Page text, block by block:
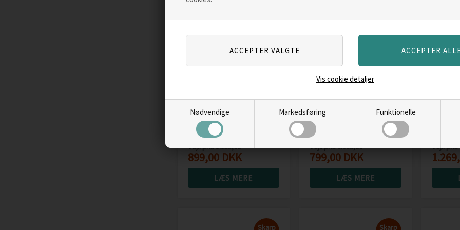
Nødvendige Markedsføring Funktionelle
Vis cookie detaljer
Merrell Nova 4 WP
Men, drab
Vejl. pris1.299,00
899,00 DKK
LÆS MERE
Merrell Speed
Strike 2 WP Woman,
black
Vejl. pris1.199,00
799,00 DKK
LÆS MERE
GTX
Vejl. pris
Skarp Skarp